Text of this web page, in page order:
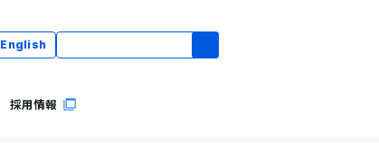
English
採用情報